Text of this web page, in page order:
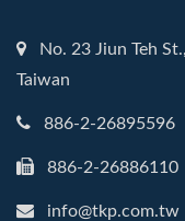
No. 23 Jiun Teh
Taiwan
886-2-26895596
886-2-26886110
info@tkp.com.tw